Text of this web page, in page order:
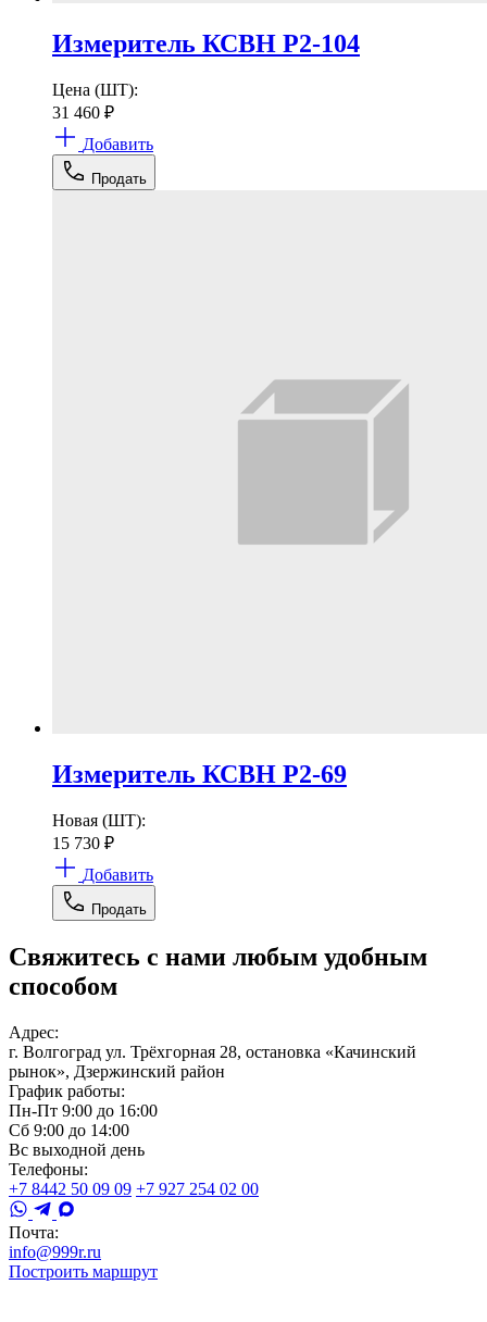
Измеритель КСВН Р2-104
Цена (ШТ):
31 460 ₽
Добавить
Продать
Измеритель КСВН Р2-69
Новая (ШТ):
15 730 ₽
Добавить
Продать
Свяжитесь с нами любым удобным
способом
Адрес:
г. Волгоград ул. Трёхгорная 28, остановка «Качинский
рынок», Дзержинский район
График работы:
Пн-Пт 9:00 до 16:00
Сб 9:00 до 14:00
Вс выходной день
Телефоны:
+7 8442 50 09 09 +7 927 254 02 00
Почта:
info@999r.ru
Построить маршрут